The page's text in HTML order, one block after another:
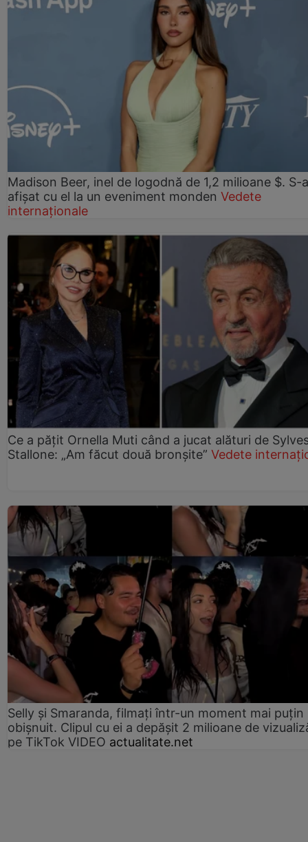
Madison Beer, inel de logodnă de 1,2 milioane $. S-a
afișat cu el la un eveniment monden Vedete
internaționale
Ce a pățit Ornella Muti când a jucat alături de
Stallone: „Am făcut două bronșite” Vedete
Selly și Smaranda, filmați într-un moment mai puțin
obișnuit. Clipul cu ei a depășit 2 milioane de
pe TikTok VIDEO actualitate.net